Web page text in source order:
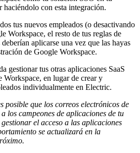
haciéndolo con esta integración.
tus nuevos empleados (o desactivando
Workspace, el resto de tus reglas de
aplicarse una vez que las hayas
de Google Workspace.
gestionar tus otras aplicaciones SaaS
Workspace, en lugar de crear y
individualmente en Electric.
posible que los correos electrónicos de
los campeones de aplicaciones de tu
el acceso a las aplicaciones
se actualizará en la